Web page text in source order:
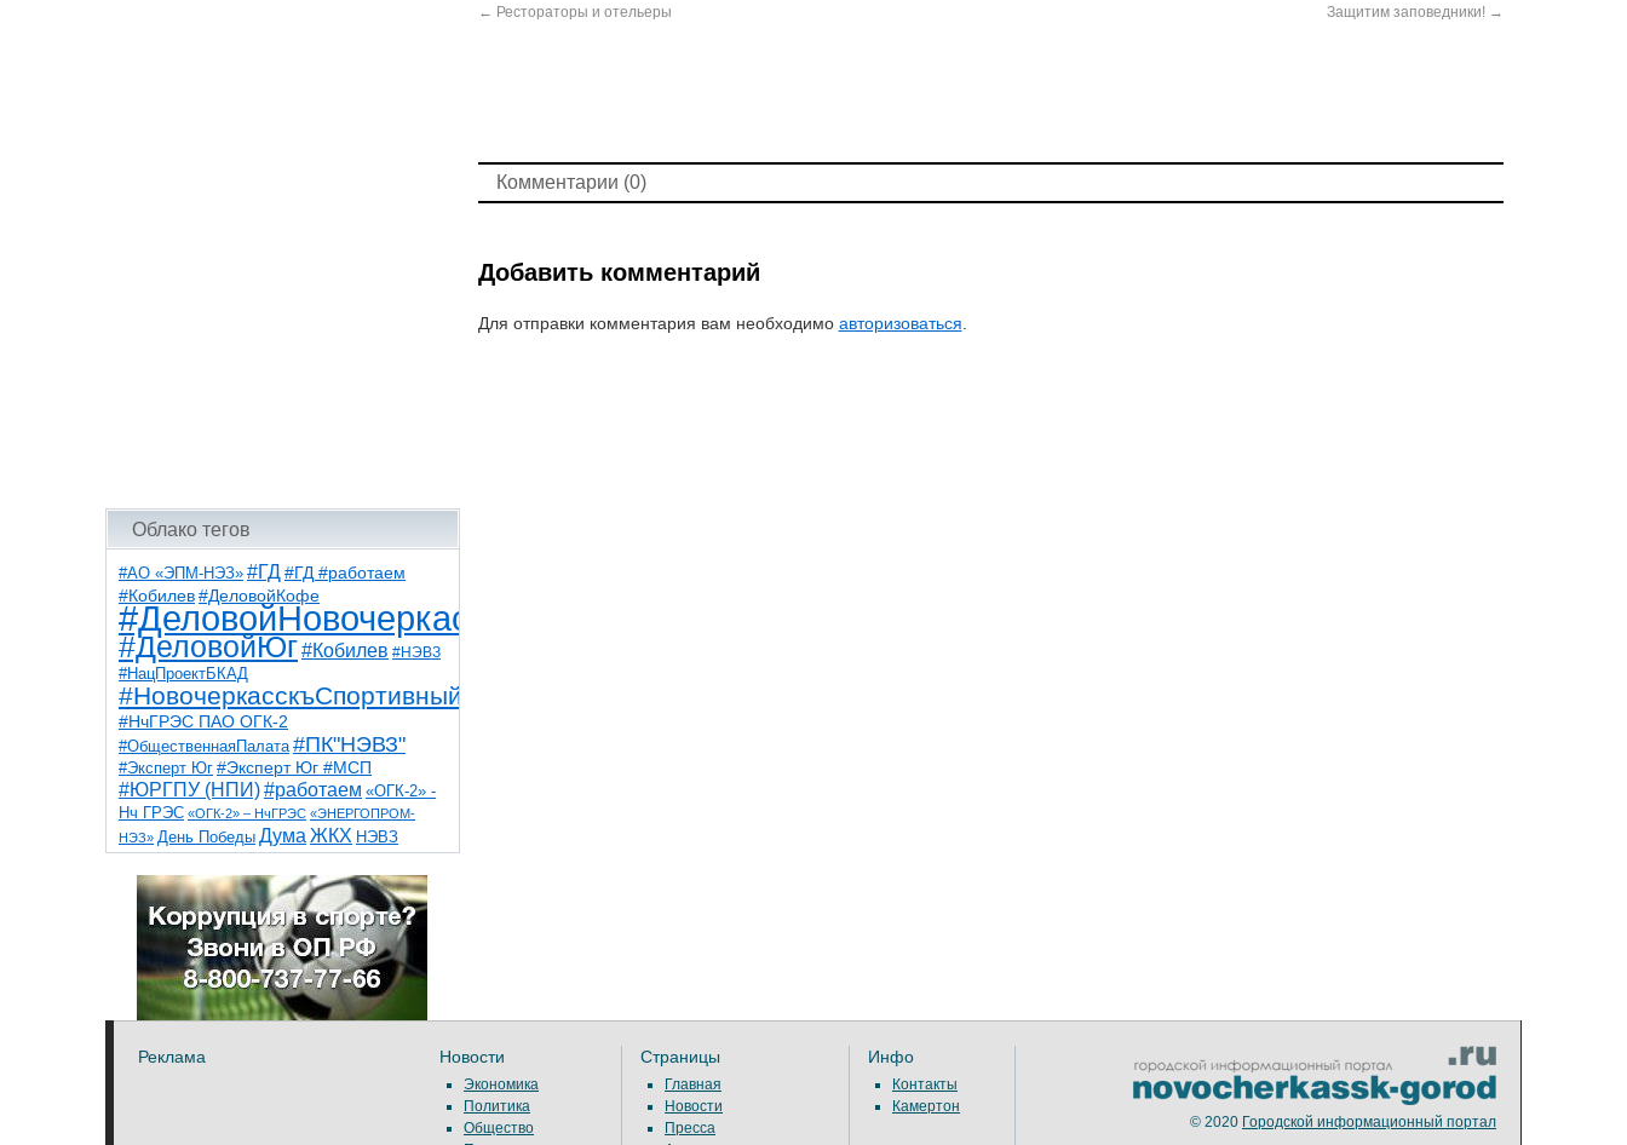
Облако тегов
#АО «ЭПМ-НЭЗ» #ГД #ГД #работаем
#Кобилев #ДеловойКофе
#ДеловойНовочеркасск
#ДеловойЮг#Кобилев #НЭВЗ
#НацПроектБКАД
#НовочеркасскъСпортивный
#НчГРЭС ПАО ОГК-2
#ОбщественнаяПалата #ПК"НЭВЗ"
#Эксперт Юг #Эксперт Юг #МСП
#ЮРГПУ (НПИ)#работаем «ОГК-2» -
Нч ГРЭС «ОГК-2» – НчГРЭС «ЭНЕРГОПРОМ-
НЭЗ» День Победы Дума ЖКХ НЭВЗ
НчГРЭС ТНТ
благоустройствоветераны выборы
детидороги казаки коррупция космос
общественная палата парк пожар роща
спорт театр транспорт художники
← Рестораторы и отельеры Защитим заповедники! →
Комментарии (0)
Добавить комментарий
Для отправки комментария вам необходимо авторизоваться
Реклама Новости
Экономика
Политика
Общество
Страницы
Главная
Новости
Пресса
Инфо
Контакты
Камертон
© 2020 Городской информационный портал